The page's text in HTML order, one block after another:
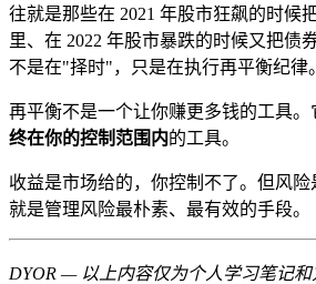
往就是那些在 2021 年股市狂飙的时候
里、在 2022 年股市暴跌的时候又把债
不是在"择时"，只是在执行再平衡纪律。
再平衡不是一个让你赚更多钱的工具。
终在你的控制范围内的工具。
收益是市场给的，你控制不了。但风
就是管理风险最朴素、最有效的手段。
DYOR — 以上内容仅为个人学习笔记